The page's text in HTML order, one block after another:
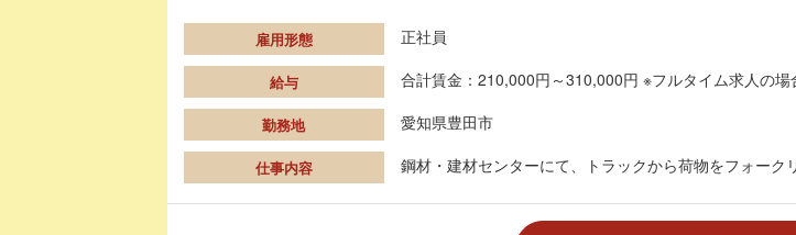
雇用形態 正社員
給与 合計賃金：210,000円～310,000円 ※フルタイム求人の
勤務地 愛知県豊田市
仕事内容 鋼材・建材センターにて、トラックから荷物をフォー